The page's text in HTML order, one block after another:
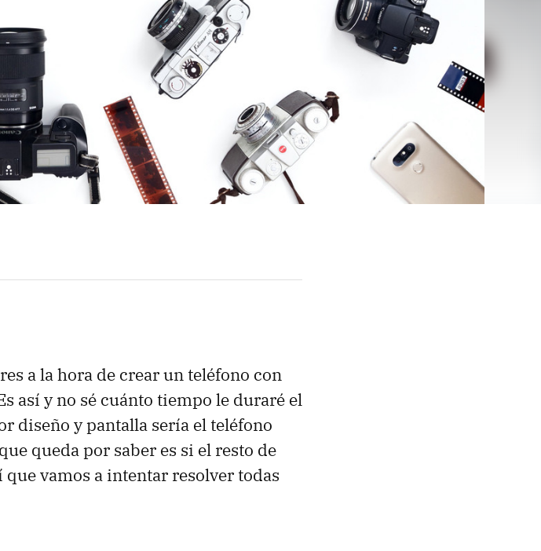
a la hora de crear un teléfono con
así y no sé cuánto tiempo le duraré el
diseño y pantalla sería el teléfono
queda por saber es si el resto de
vamos a intentar resolver todas